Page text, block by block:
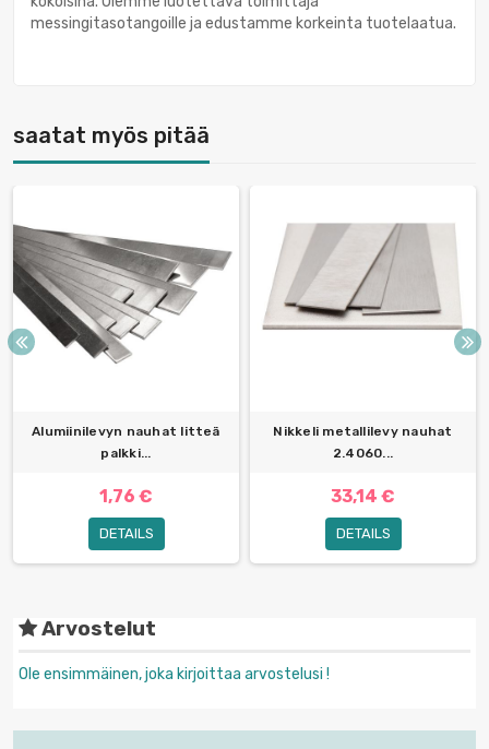
messingitasotangoille ja edustamme korkeinta tuotelaatua.
saatat myös pitää
Alumiinilevyn nauhat litteä
palkki...
1,76 €
DETAILS
Nikkeli metallilevy nauhat
2.4060...
33,14 €
DETAILS
Arvostelut
Ole ensimmäinen, joka kirjoittaa arvostelusi !